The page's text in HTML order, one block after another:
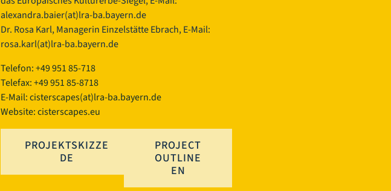
alexandra.baier(at)lra-ba.bayern.de
Dr. Rosa Karl, Managerin Einzelstätte Ebrach, E-Mail:
rosa.karl(at)lra-ba.bayern.de
Telefon: +49 951 85-718
Telefax: +49 951 85-8718
E-Mail:cisterscapes(at)lra-ba.bayern.de
Website: cisterscapes.eu
PROJEKTSKIZZE
DE
PROJECT
OUTLINE
EN